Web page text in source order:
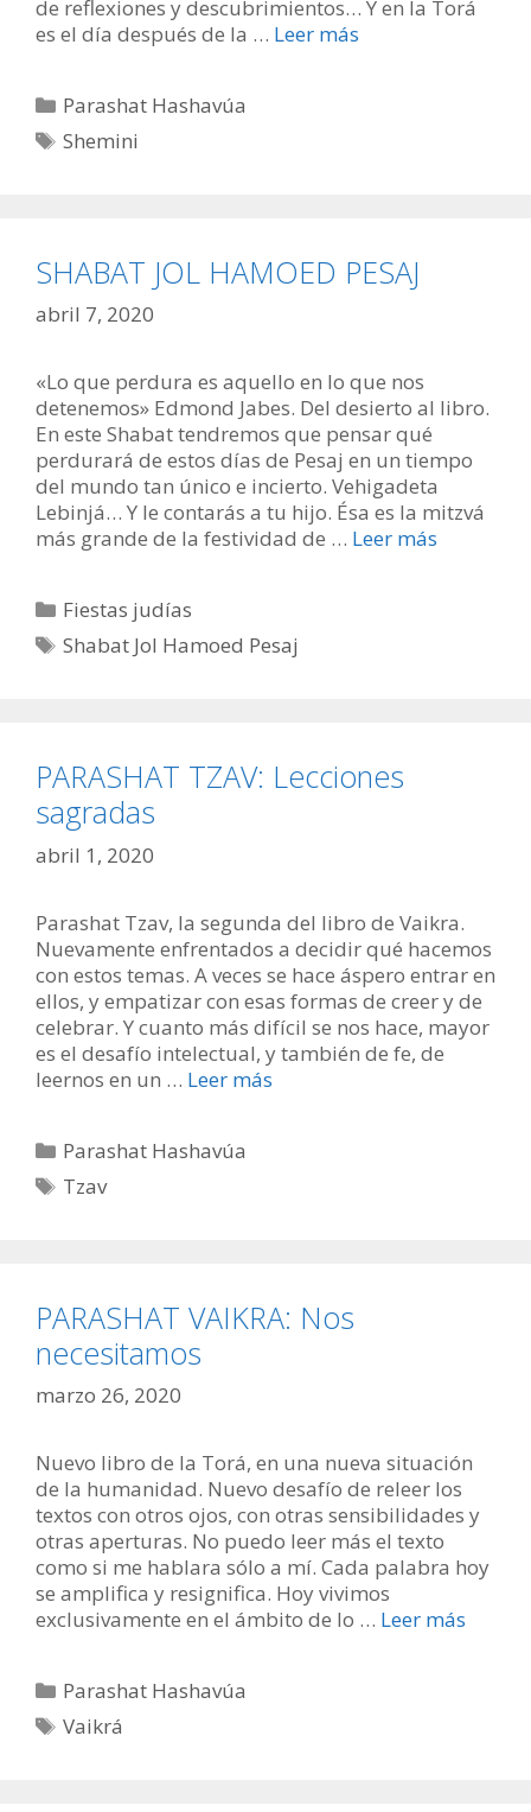
de reflexiones y descubrimientos… Y en la Torá
es el día después de la … Leer más
Categorías
Parashat Hashavúa
Etiquetas
Shemini
SHABAT JOL HAMOED PESAJ
abril 7, 2020
«Lo que perdura es aquello en lo que nos
detenemos» Edmond Jabes. Del desierto al libro.
En este Shabat tendremos que pensar qué
perdurará de estos días de Pesaj en un tiempo
del mundo tan único e incierto. Vehigadeta
Lebinjá… Y le contarás a tu hijo. Ésa es la mitzvá
más grande de la festividad de … Leer más
Categorías
Fiestas judías
Etiquetas
Shabat Jol Hamoed Pesaj
PARASHAT TZAV: Lecciones
sagradas
abril 1, 2020
Parashat Tzav, la segunda del libro de Vaikra.
Nuevamente enfrentados a decidir qué hacemos
con estos temas. A veces se hace áspero entrar en
ellos, y empatizar con esas formas de creer y de
celebrar. Y cuanto más difícil se nos hace, mayor
es el desafío intelectual, y también de fe, de
leernos en un … Leer más
Categorías
Parashat Hashavúa
Etiquetas
Tzav
PARASHAT VAIKRA: Nos
necesitamos
marzo 26, 2020
Nuevo libro de la Torá, en una nueva situación
de la humanidad. Nuevo desafío de releer los
textos con otros ojos, con otras sensibilidades y
otras aperturas. No puedo leer más el texto
como si me hablara sólo a mí. Cada palabra hoy
se amplifica y resignifica. Hoy vivimos
exclusivamente en el ámbito de lo … Leer más
Categorías
Parashat Hashavúa
Etiquetas
Vaikrá